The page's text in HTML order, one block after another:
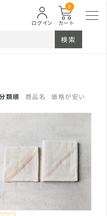
カート
0
ログイン
検索
類順 商品名 価格が安い